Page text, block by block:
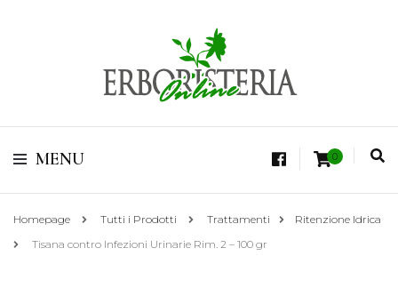
Erboristeria Shop
Online Tisane
Vendita di Botaniche, Erbe e Spezie Officinali, Tisane Terapeutiche Esclusive,
MENU 0
Homepage Tutti i Prodotti Trattamenti
Ritenzione Idrica
Tisana contro Infezioni Urinarie Rim. 2 – 100 gr